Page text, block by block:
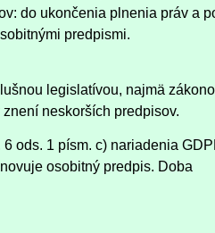
do ukončenia plnenia práv a
predpismi.
legislatívou, najmä
neskorších predpisov.
ods. 1 písm. c) nariadenia
osobitný predpis. Doba